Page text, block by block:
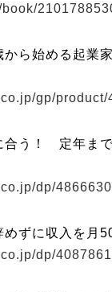
ら始める起業
gp/product/
合う！ 定年ま
dp/
ずに収入を月
dp/